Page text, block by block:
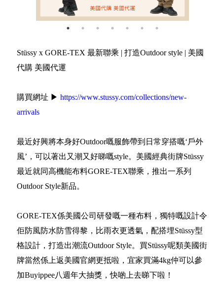
Stüssy x GORE-TEX 最新聯乘 | 打造Outdoor style | 美國
代購 美國代運
購買網址 ▶ https://www.stussy.com/collections/new-
arrivals
最近好興將本身好Outdoor嘅服飾帶到日常穿搭嘅‘戶外
風’，可以著出又潮又好睇嘅style。美國經典街牌Stüssy
最近就同高機能布料GORE-TEX聯乘，推出一系列
Outdoor Style新品。
GORE-TEX係美國公司研發嘅一種布料，獨特嘅設計令
佢防風防水防雪得黎，比雨衣更透氣，配搭埋Stüssy型
格設計，打造出潮流Outdoor Style。買Stüssy呢類美國街
牌當然係上返美國官網更抵啦，宜家買滿4kg仲可以參
加Buyippee八週年大抽獎，快啲上去睇下啦！